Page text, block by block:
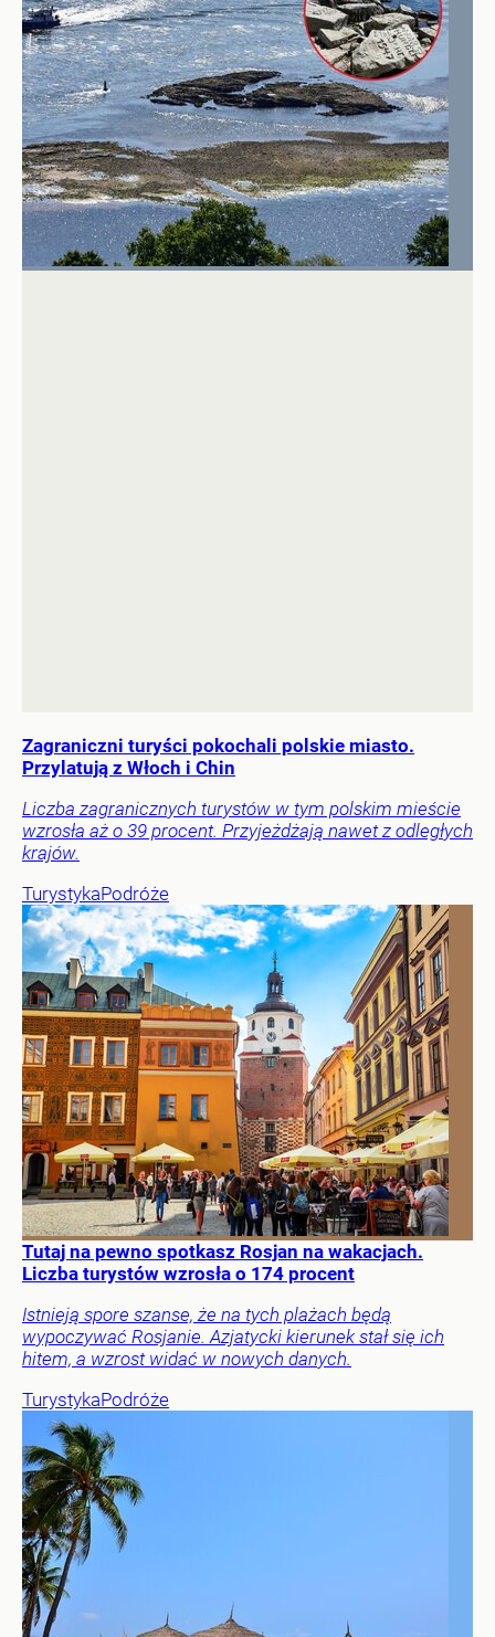
Zagraniczni turyści pokochali polskie miasto.
Przylatują z Włoch i Chin
Liczba zagranicznych turystów w tym polskim mieście
wzrosła aż o 39 procent. Przyjeżdżają nawet z odległych
krajów.
TurystykaPodróże
Tutaj na pewno spotkasz Rosjan na wakacjach.
Liczba turystów wzrosła o 174 procent
Istnieją spore szanse, że na tych plażach będą
wypoczywać Rosjanie. Azjatycki kierunek stał się ich
hitem, a wzrost widać w nowych danych.
TurystykaPodróże